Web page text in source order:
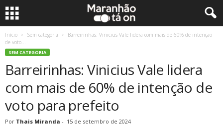
Início Sem categoria
Barreirinhas: Vinicius Vale lidera com mais de 60% de intenção
de voto...
SEM CATEGORIA
Barreirinhas: Vinicius Vale lidera
com mais de 60% de intenção de
voto para prefeito
Por Thais Miranda - 15 de setembro de 2024